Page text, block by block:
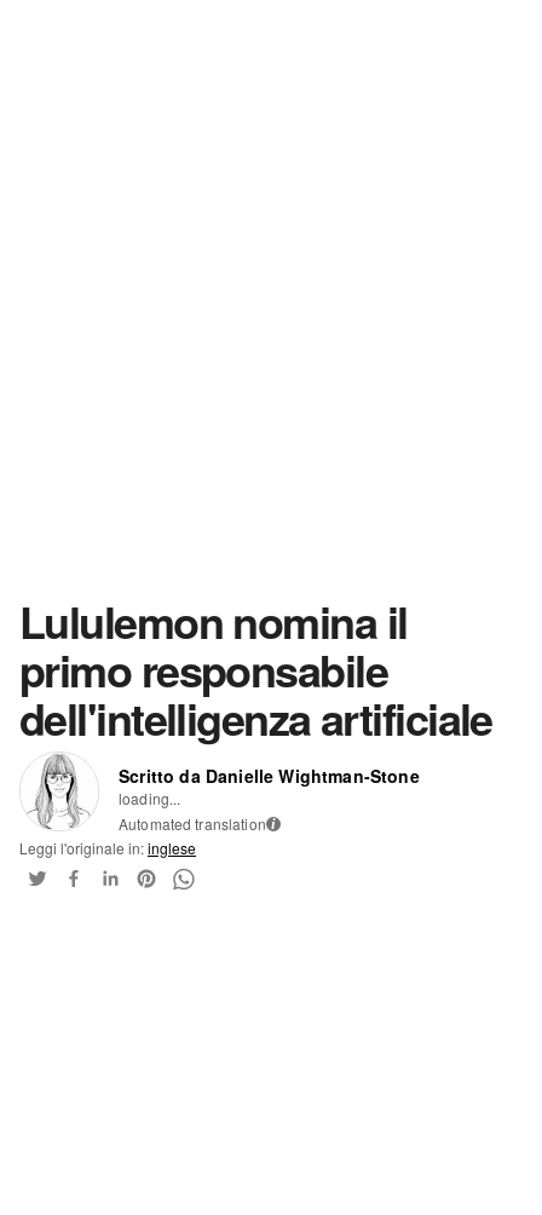
Lululemon nomina il
primo responsabile
dell'intelligenza artificiale
Scritto da Danielle Wightman-Stone
loading...
Automated translation i
Leggi l'originale in:inglese